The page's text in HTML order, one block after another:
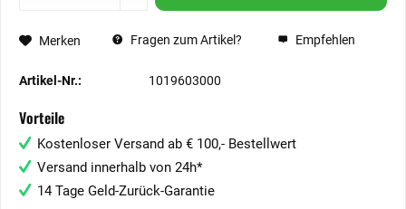
Merken Fragen zum Artikel? Empfehlen
Artikel-Nr.: 1019603000
Vorteile
Kostenloser Versand ab € 100,- Bestellwert
Versand innerhalb von 24h*
14 Tage Geld-Zurück-Garantie